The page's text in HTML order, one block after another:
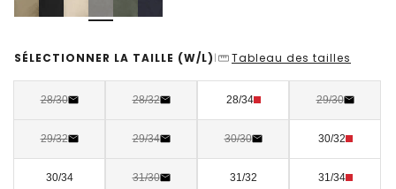
SÉLECTIONNER LA TAILLE (W/L) | Tableau des tailles
28/30 28/32 28/34 29/30
29/32 29/34 30/30 30/32
30/34 31/30 31/32 31/34